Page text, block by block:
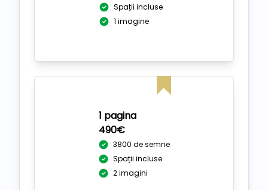
Spații incluse
1 imagine
1 pagina
490€
3800 de semne
Spații incluse
2 imagini